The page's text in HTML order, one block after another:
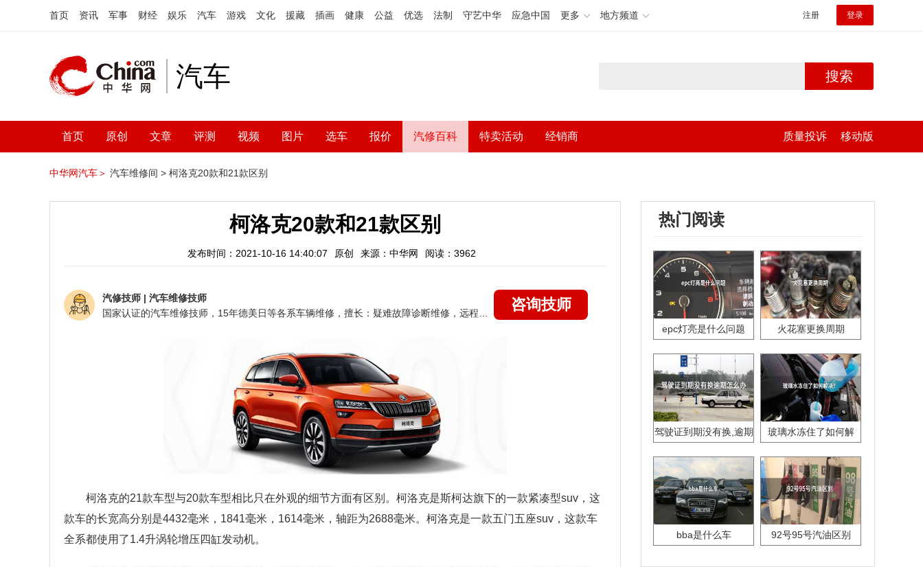
首页 资讯 军事 财经 娱乐 汽车 游戏 文化 援藏 插画 健康 公益 优选 法制 守艺中华 应急中国 更多 地方频道 注册 登录
汽车 搜索
首页 原创 文章 评测 视频 图片 选车 报价 汽修百科 特卖活动 经销商 质量投诉 移动版
中华网汽车＞ 汽车维修间 > 柯洛克20款和21款区别
柯洛克20款和21款区别
发布时间：2021-10-16 14:40:07 原创 来源：中华网 阅读：3962
汽修技师 | 汽车维修技师
咨询技师
柯洛克的21款车型与20款车型相比只在外观的细节方面有区别。柯洛克是斯柯达旗下的一款紧凑型suv，这
款车的长宽高分别是4432毫米，1841毫米，1614毫米，轴距为2688毫米。柯洛克是一款五门五座suv，这款车
全系都使用了1.4升涡轮增压四缸发动机。
热门阅读
epc灯亮是什么问题 火花塞更换周期
驾驶证到期没有换,逾期
玻璃水冻住了如何解
bba是什么车 92号95号汽油区别